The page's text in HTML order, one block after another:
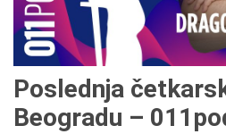
Poslednja
Beogradu –